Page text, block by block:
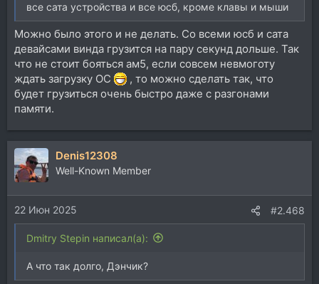
все сата устройства и все юсб, кроме клавы и мыши
Можно было этого и не делать. Со всеми юсб и сата
девайсами винда грузится на пару секунд дольше. Так
что не стоит бояться ам5, если совсем невмоготу
ждать загрузку ОС
, то можно сделать так, что
будет грузиться очень быстро даже с разгонами
памяти.
Denis12308
Well-Known Member
22 Июн 2025 #2.468
Dmitry Stepin написал(а):
А что так долго, Дэнчик?